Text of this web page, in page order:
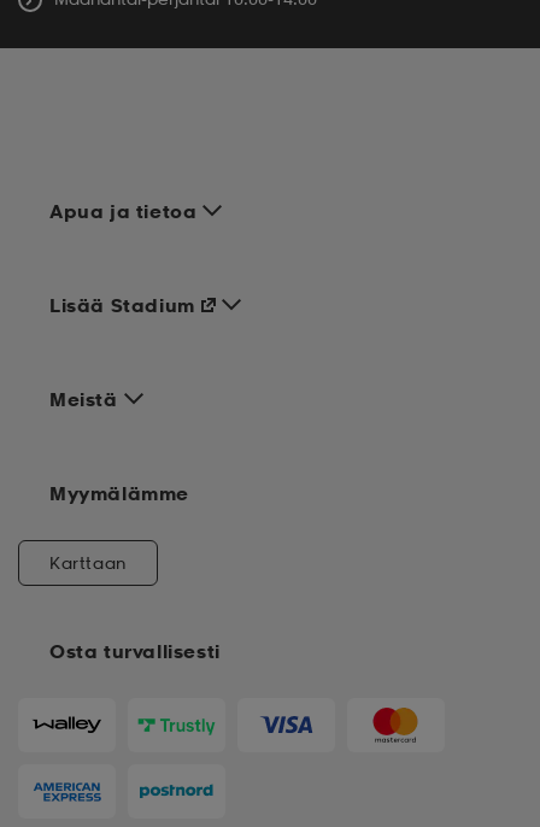
Apua ja tietoa
Meistä
Osta turvallisesti
Lisää Stadium
Myymälämme
Karttaan